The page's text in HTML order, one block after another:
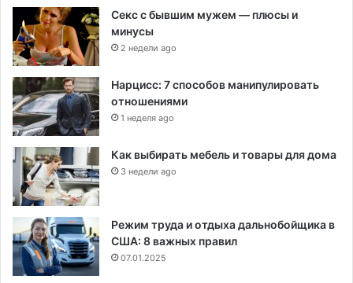
Секс с бывшим мужем — плюсы и
минусы
2 недели ago
Нарцисс: 7 способов манипулировать
отношениями
1 неделя ago
Как выбирать мебель и товары для дома
3 недели ago
Режим труда и отдыха дальнобойщика в
США: 8 важных правил
07.01.2025